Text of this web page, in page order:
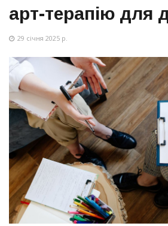
арт-терапію для
29 січня 2025 р.